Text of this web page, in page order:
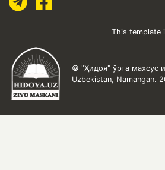
This template
© "Ҳидоя" ўрта махсус
Uzbekistan, Namangan.